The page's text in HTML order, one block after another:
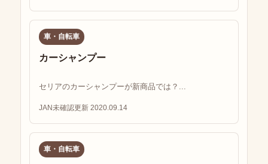
車・自転車
カーシャンプー
セリアのカーシャンプーが新商品では？...
JAN未確認更新 2020.09.14
車・自転車